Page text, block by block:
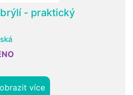
- praktický
více